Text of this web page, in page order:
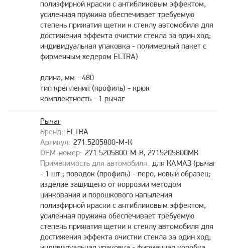
полиэфирной краски с антибликовым эффектом,
усиленная пружина обеспечивает требуемую
степень прижатия щетки к стеклу автомобиля для
достижения эффекта очистки стекла за один ход;
индивидуальная упаковка - полимерный пакет с
фирменным хедером ELTRA)
длина, мм - 480
тип крепления (профиль) - крюк
комплектность - 1 рычаг
ELTRA
271.5205800-М-К
271.5205800-М-К, 2715205800МК
Рычаг
для КАМАЗ (рычаг
- 1 шт.; поводок (профиль) - перо, новый образец;
изделие защищено от коррозии методом
цинкования и порошкового напыления
полиэфирной краски с антибликовым эффектом,
усиленная пружина обеспечивает требуемую
степень прижатия щетки к стеклу автомобиля для
достижения эффекта очистки стекла за один ход;